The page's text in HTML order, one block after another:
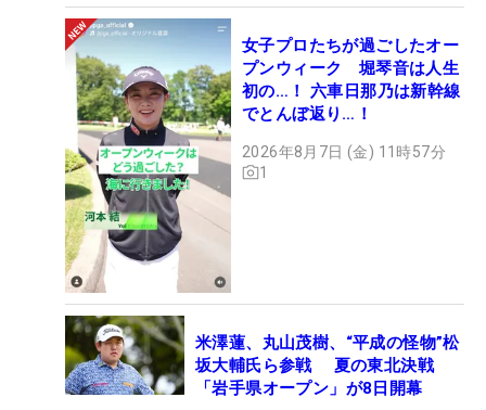
女子プロたちが過ごしたオー
プンウィーク 堀琴音は人生
初の…！ 六車日那乃は新幹線
でとんぼ返り…！
2026年8月7日 (金) 11時57分
1
米澤蓮、丸山茂樹、“平成の怪物”松
坂大輔氏ら参戦 夏の東北決戦
「岩手県オープン」が8日開幕